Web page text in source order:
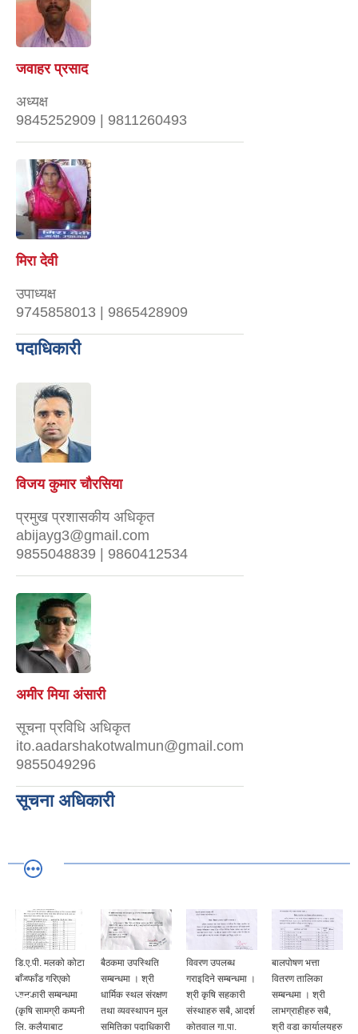
जवाहर प्रसाद
अध्यक्ष
9845252909 | 9811260493
मिरा देवी
उपाध्यक्ष
9745858013 | 9865428909
पदाधिकारी
विजय कुमार चौरसिया
प्रमुख प्रशासकीय अधिकृत
abijayg3@gmail.com
9855048839 | 9860412534
अमीर मिया अंसारी
सूचना प्रविधि अधिकृत
ito.aadarshakotwalmun@gmail.com
9855049296
सूचना अधिकारी
डि.ए.पी. मलको कोटा
बाँडफाँड गरिएको
जानकारी सम्बन्धमा
(कृषि सामग्री कम्पनी
लि. कलैयाबाट
बैठकमा उपस्थिति
सम्बन्धमा । श्री
धार्मिक स्थल संरक्षण
तथा व्यवस्थापन मुल
समितिका पदाधिकारी
विवरण उपलब्ध
गराइदिने सम्बन्धमा ।
श्री कृषि सहकारी
संस्थाहरु सबै, आदर्श
कोतवाल गा.पा.
बालपोषण भत्ता
वितरण तालिका
सम्बन्धमा । श्री
लाभग्राहीहरु सबै,
श्री वडा कार्यालयहरु